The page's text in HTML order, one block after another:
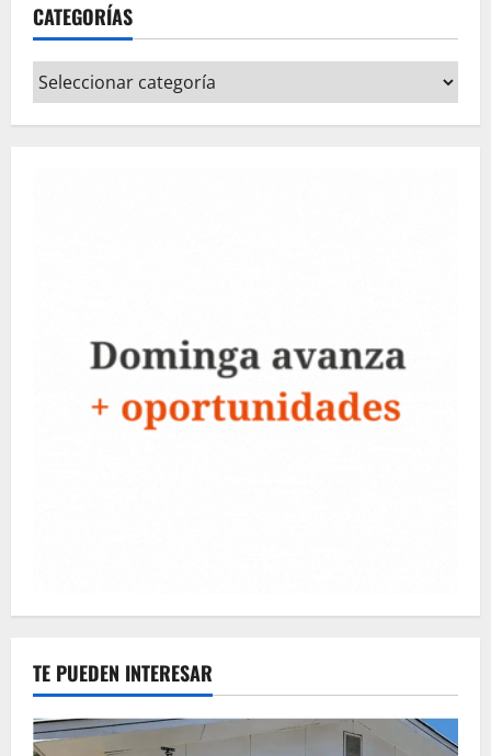
CATEGORÍAS
Categorías
TE PUEDEN INTERESAR